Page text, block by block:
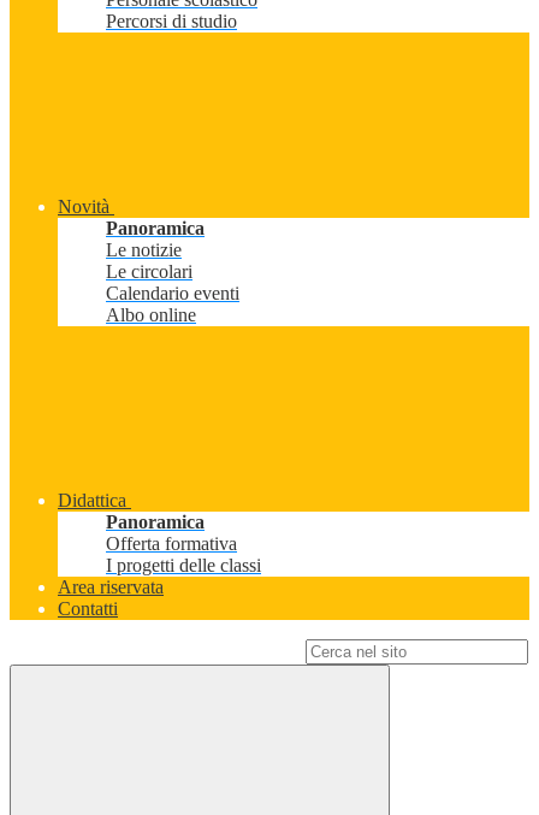
Percorsi di studio
Novità
Panoramica
Le notizie
Le circolari
Calendario eventi
Albo online
Didattica
Panoramica
Offerta formativa
I progetti delle classi
Area riservata
Contatti